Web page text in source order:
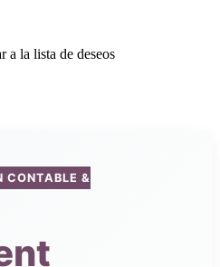
a la lista de deseos
&